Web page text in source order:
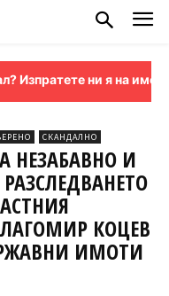
ни я на имейл:
СКАНДАЛНО
НЕЗАБАВНО И
КОЦЕВ
ИМОТИ